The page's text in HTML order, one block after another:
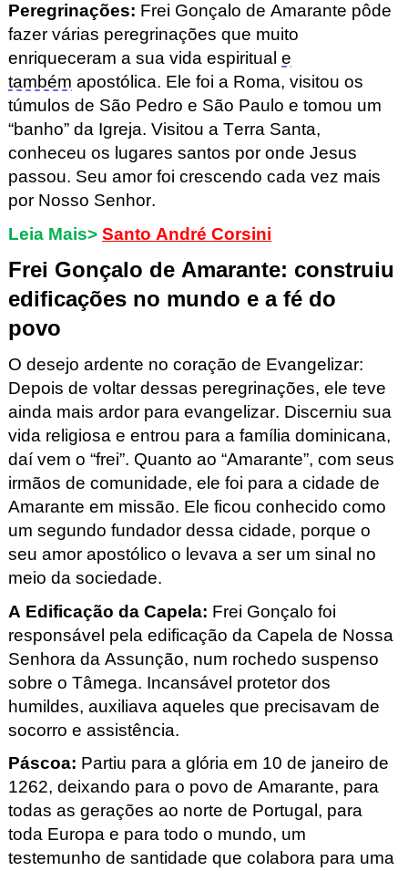
Peregrinações: Frei Gonçalo de Amarante pôde
fazer várias peregrinações que muito
enriqueceram a sua vida espiritual e
também apostólica. Ele foi a Roma, visitou os
túmulos de São Pedro e São Paulo e tomou um
“banho” da Igreja. Visitou a Terra Santa,
conheceu os lugares santos por onde Jesus
passou. Seu amor foi crescendo cada vez mais
por Nosso Senhor.
Leia Mais> Santo André Corsini
Frei Gonçalo de Amarante: construiu
edificações no mundo e a fé do
povo
O desejo ardente no coração de Evangelizar:
Depois de voltar dessas peregrinações, ele teve
ainda mais ardor para evangelizar. Discerniu sua
vida religiosa e entrou para a família dominicana,
daí vem o “frei”. Quanto ao “Amarante”, com seus
irmãos de comunidade, ele foi para a cidade de
Amarante em missão. Ele ficou conhecido como
um segundo fundador dessa cidade, porque o
seu amor apostólico o levava a ser um sinal no
meio da sociedade.
A Edificação da Capela: Frei Gonçalo foi
responsável pela edificação da Capela de Nossa
Senhora da Assunção, num rochedo suspenso
sobre o Tâmega. Incansável protetor dos
humildes, auxiliava aqueles que precisavam de
socorro e assistência.
Páscoa: Partiu para a glória em 10 de janeiro de
1262, deixando para o povo de Amarante, para
todas as gerações ao norte de Portugal, para
toda Europa e para todo o mundo, um
testemunho de santidade que colabora para uma